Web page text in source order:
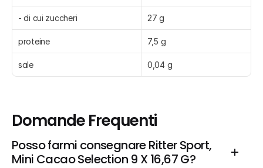
- di cui zuccheri 27 g
proteine 7,5 g
sale 0,04 g
Domande Frequenti
Posso farmi consegnare Ritter Sport,
Mini Cacao Selection 9 X 16,67 G?